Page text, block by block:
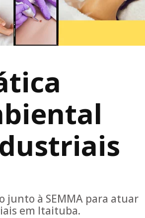
junto à SEMMA para atuar
em Itaituba.